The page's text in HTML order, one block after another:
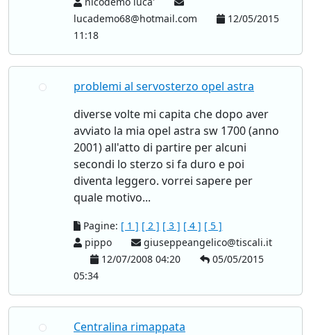
lucademo68@hotmail.com
12/05/2015
11:18
problemi al servosterzo opel astra
diverse volte mi capita che dopo aver
avviato la mia opel astra sw 1700 (anno
2001) all'atto di partire per alcuni
secondi lo sterzo si fa duro e poi
diventa leggero. vorrei sapere per
quale motivo...
Pagine: [ 1 ] [ 2 ] [ 3 ] [ 4 ] [ 5 ]
pippo
giuseppeangelico@tiscali.it
12/07/2008 04:20
05/05/2015
05:34
Centralina rimappata